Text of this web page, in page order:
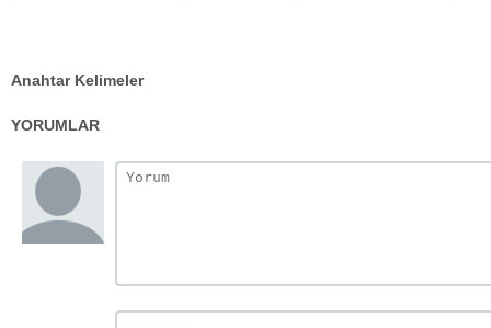
Anahtar Kelimeler
YORUMLAR